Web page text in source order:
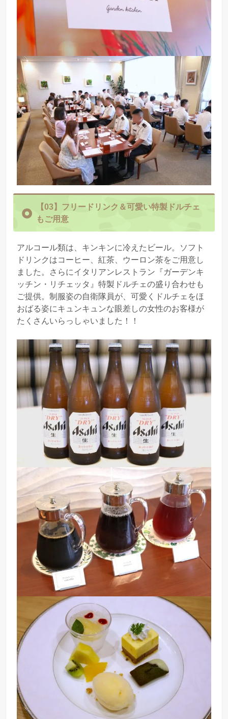
【03】フリードリンク＆可愛い特製ドルチェ
もご用意
アルコール類は、キンキンに冷えたビール。ソフト
ドリンクはコーヒー、紅茶、ウーロン茶をご用意し
ました。さらにイタリアンレストラン『ガーデンキ
ッチン・リチェッタ』特製ドルチェの盛り合わせも
ご提供。制服姿の自衛隊員が、可愛くドルチェをほ
おばる姿にキュンキュンな眼差しの女性のお客様が
たくさんいらっしゃいました！！